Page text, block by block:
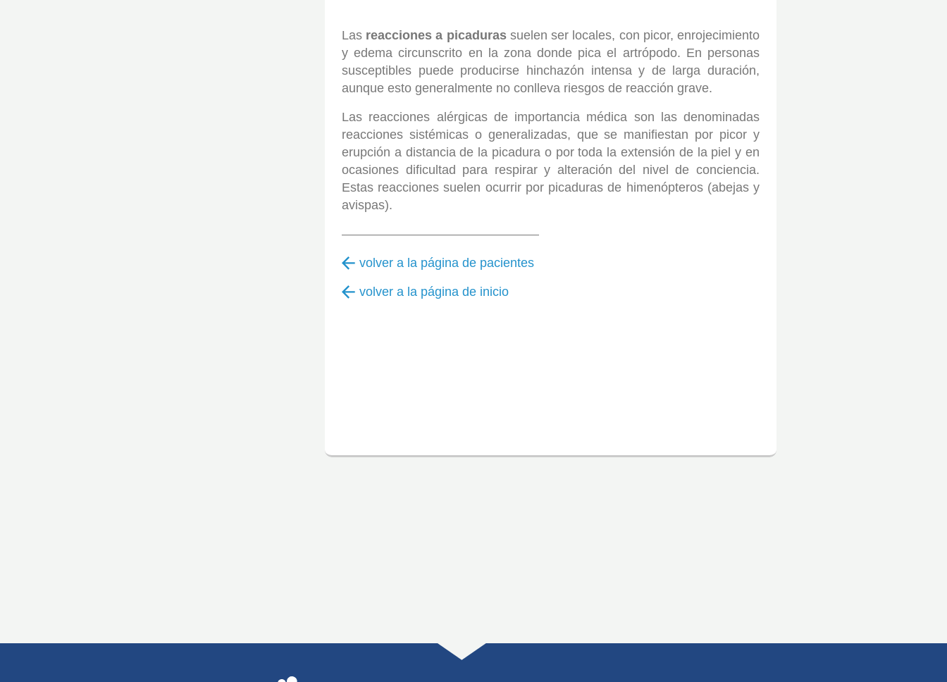
Las reacciones a picadurassuelen ser locales, con picor, enrojecimiento
y edema circunscrito en la zona donde pica el artrópodo. En personas
susceptibles puede producirse hinchazón intensa y de larga duración,
aunque esto generalmente no conlleva riesgos de reacción grave.
Las reacciones alérgicas de importancia médica son las denominadas
reacciones sistémicas o generalizadas, que se manifiestan por picor y
erupción a distancia de la picadura o por toda la extensión de la piel y en
ocasiones dificultad para respirar y alteración del nivel de conciencia.
Estas reacciones suelen ocurrir por picaduras de himenópteros (abejas y
avispas).
———————————————–
volver a la página de pacientes
volver a la página de inicio